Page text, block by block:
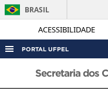
ACESSIBILIDADE
BRASIL
PORTAL UFPEL
ACESSO À INFORMAÇÃO
Secretaria dos